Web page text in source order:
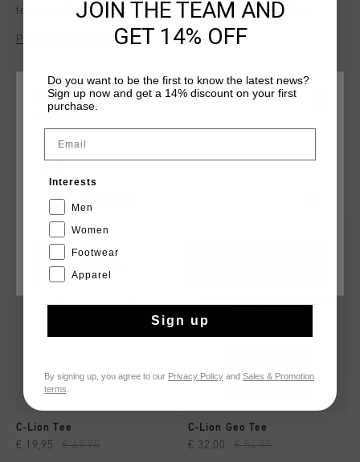
tee provides all-day comfort with a slight stretch. The
standout feature is the striking print artwork on the chest,
with gold accents that elevate the design. Perfect for casual
twist, making it a wardrobe essential.
Plus d’information
TU POURRAIS AIMER
C-Lion Tee
€ 19,95 € 49,95
C-Lion Geo Tee
€ 32,00 € 54,95
CHOISISSEZ VOTRE EMPLACEMENT ET VOTRE
France
JOIN THE TEAM AND
GET 14% OFF
Do you want to be the first to know the latest news?
Sign up now and get a 14% discount on your first
purchase.
Interests
Men
Women
Footwear
Apparel
Sign up
By signing up, you agree to our Privacy Policy and Sales & Promotion
terms